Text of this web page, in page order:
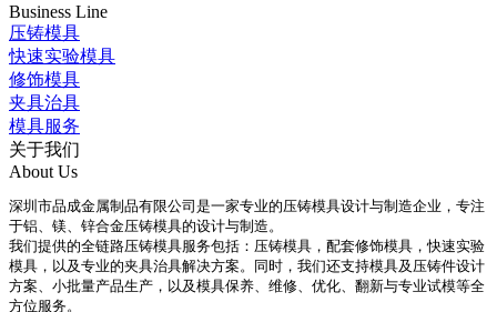
Business Line
压铸模具
快速实验模具
修饰模具
夹具治具
模具服务
关于我们
About Us
深圳市品成金属制品有限公司是一家专业的压铸模具设计与制造企业，专注
于铝、镁、锌合金压铸模具的设计与制造。
我们提供的全链路压铸模具服务包括：压铸模具，配套修饰模具，快速实验
模具，以及专业的夹具治具解决方案。同时，我们还支持模具及压铸件设计
方案、小批量产品生产，以及模具保养、维修、优化、翻新与专业试模等全
方位服务。